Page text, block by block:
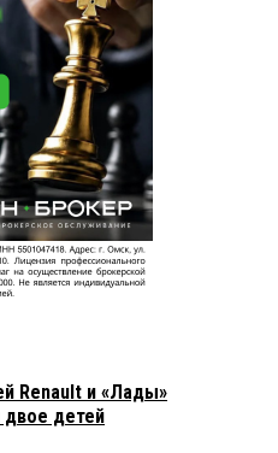
Renault и «Лады»
детей